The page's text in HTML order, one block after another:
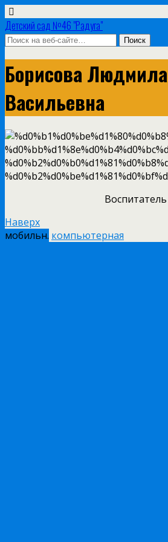
Детский сад №46 "Радуга"
Борисова Людмила
Васильевна
Воспитатель
Наверх
мобильн. компьютерная